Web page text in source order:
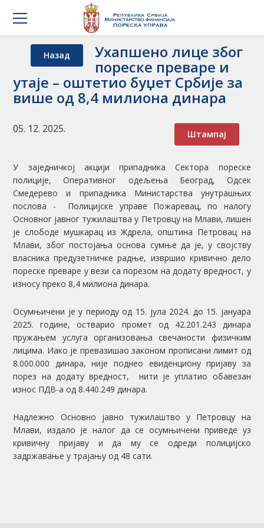
Назад Ухапшено лице због
пореске преваре и
утаје – оштетио буџет Србије за
више од 8,4 милиона динара
Штампај
05. 12. 2025.
У заједничкој акцији припадника Сектора пореске
полиције, Оперативног одељења Београд, Одсек
Смедерево и припадника Министарства унутрашњих
послова - Полицијске управе Пожаревац, по налогу
Основног јавног тужилаштва у Петровцу на Млави, лишен
је слободе мушкарац из Ждрела, општина Петровац на
Млави, због постојања основа сумње да је, у својству
власника предузетничке радње, извршио кривично дело
пореске преваре у вези са порезом на додату вредност, у
износу преко 8,4 милиона динара.
Осумњичени је у периоду од 15. јула 2024. до 15. јануара
2025. године, остварио промет од 42.201.243 динара
пружањем услуга организовања свечаности физичким
лицима. Иако је превазишао законом прописани лимит од
8.000.000 динара, није поднео евиденциону пријаву за
порез на додату вредност, нити је уплатио обавезан
износ ПДВ-а од 8.440.249 динара.
Надлежно Основно јавно тужилаштво у Петровцу на
Млави, издало је налог да се осумњичени приведе уз
кривичну пријаву и да му се одреди полицијско
задржавање у трајању од 48 сати.